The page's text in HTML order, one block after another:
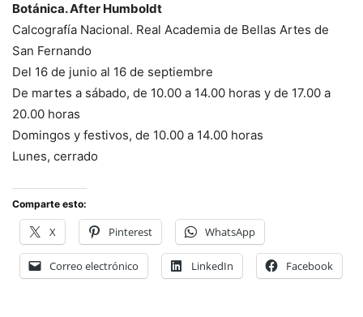
Botánica. After Humboldt
Calcografía Nacional. Real Academia de Bellas Artes de
San Fernando
Del 16 de junio al 16 de septiembre
De martes a sábado, de 10.00 a 14.00 horas y de 17.00 a
20.00 horas
Domingos y festivos, de 10.00 a 14.00 horas
Lunes, cerrado
Comparte esto:
X Pinterest WhatsApp
Correo electrónico LinkedIn Facebook